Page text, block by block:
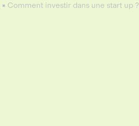
Comment investir dans une start up ?